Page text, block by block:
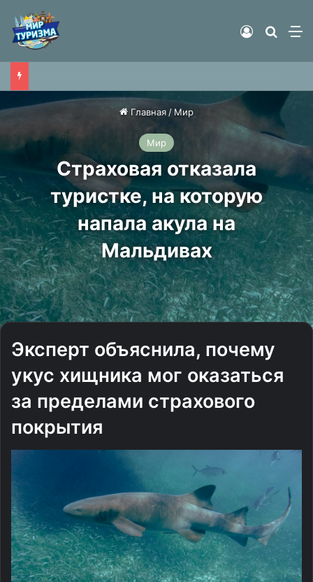
Найти
Войти
Главная / Мир
Мир
Страховая отказала
туристке, на которую
напала акула на
Мальдивах
Эксперт объяснила, почему
укус хищника мог оказаться
за пределами страхового
покрытия